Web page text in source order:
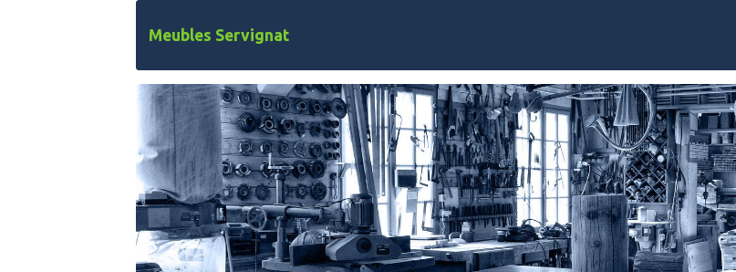
Meubles Servignat